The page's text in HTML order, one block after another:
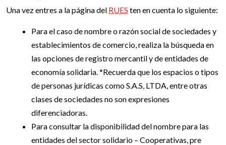
Una vez entres a la página del RUES ten en cuenta lo siguiente:
Para el caso de nombre o razón social de sociedades y
establecimientos de comercio, realiza la búsqueda en
las opciones de registro mercantil y de entidades de
economía solidaria. *Recuerda que los espacios o tipos
de personas jurídicas como S.A.S, LTDA, entre otras
clases de sociedades no son expresiones
diferenciadoras.
Para consultar la disponibilidad del nombre para las
entidades del sector solidario – Cooperativas, pre